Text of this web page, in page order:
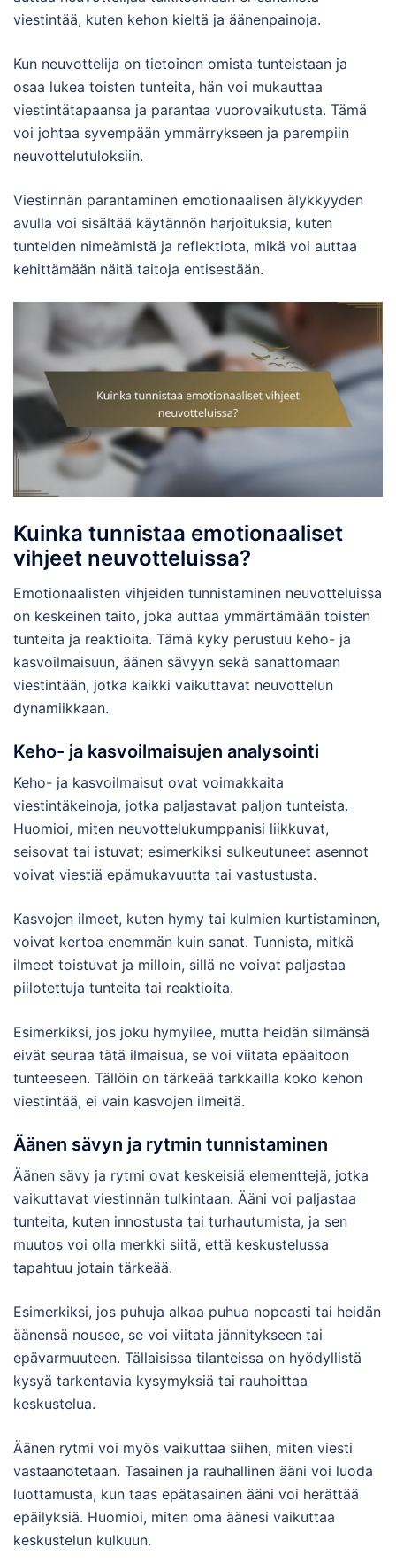
viestintää, kuten kehon kieltä ja äänenpainoja.
Kun neuvottelija on tietoinen omista tunteistaan ja
osaa lukea toisten tunteita, hän voi mukauttaa
viestintätapaansa ja parantaa vuorovaikutusta. Tämä
voi johtaa syvempään ymmärrykseen ja parempiin
neuvottelutuloksiin.
Viestinnän parantaminen emotionaalisen älykkyyden
avulla voi sisältää käytännön harjoituksia, kuten
tunteiden nimeämistä ja reflektiota, mikä voi auttaa
kehittämään näitä taitoja entisestään.
Kuinka tunnistaa emotionaaliset
vihjeet neuvotteluissa?
Emotionaalisten vihjeiden tunnistaminen neuvotteluissa
on keskeinen taito, joka auttaa ymmärtämään toisten
tunteita ja reaktioita. Tämä kyky perustuu keho- ja
kasvoilmaisuun, äänen sävyyn sekä sanattomaan
viestintään, jotka kaikki vaikuttavat neuvottelun
dynamiikkaan.
Keho- ja kasvoilmaisujen analysointi
Keho- ja kasvoilmaisut ovat voimakkaita
viestintäkeinoja, jotka paljastavat paljon tunteista.
Huomioi, miten neuvottelukumppanisi liikkuvat,
seisovat tai istuvat; esimerkiksi sulkeutuneet asennot
voivat viestiä epämukavuutta tai vastustusta.
Kasvojen ilmeet, kuten hymy tai kulmien kurtistaminen,
voivat kertoa enemmän kuin sanat. Tunnista, mitkä
ilmeet toistuvat ja milloin, sillä ne voivat paljastaa
piilotettuja tunteita tai reaktioita.
Esimerkiksi, jos joku hymyilee, mutta heidän silmänsä
eivät seuraa tätä ilmaisua, se voi viitata epäaitoon
tunteeseen. Tällöin on tärkeää tarkkailla koko kehon
viestintää, ei vain kasvojen ilmeitä.
Äänen sävyn ja rytmin tunnistaminen
Äänen sävy ja rytmi ovat keskeisiä elementtejä, jotka
vaikuttavat viestinnän tulkintaan. Ääni voi paljastaa
tunteita, kuten innostusta tai turhautumista, ja sen
muutos voi olla merkki siitä, että keskustelussa
tapahtuu jotain tärkeää.
Esimerkiksi, jos puhuja alkaa puhua nopeasti tai heidän
äänensä nousee, se voi viitata jännitykseen tai
epävarmuuteen. Tällaisissa tilanteissa on hyödyllistä
kysyä tarkentavia kysymyksiä tai rauhoittaa
keskustelua.
Äänen rytmi voi myös vaikuttaa siihen, miten viesti
vastaanotetaan. Tasainen ja rauhallinen ääni voi luoda
luottamusta, kun taas epätasainen ääni voi herättää
epäilyksiä. Huomioi, miten oma äänesi vaikuttaa
keskustelun kulkuun.